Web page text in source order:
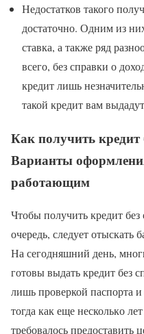
Недостатков такого
достаточно. Одним из
ставка, а также ряд
всего, без справки о
кредит лишь
такой кредит вам
Как получить кредит
Варианты
работающим
Чтобы получить кредит
очередь, следует отыскать
На сегодняшний день,
готовы выдать кредит без
лишь проверкой паспорта
тогда как еще несколько
требовалось предоставить